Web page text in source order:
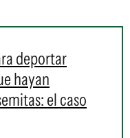
deportar
hayan
el caso